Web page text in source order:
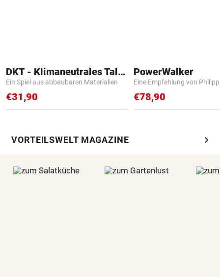
DKT - Klimaneutrales Talent
Ein Spiel aus abbaubaren Materialien
€31,90
PowerWalker
Eine Empfehlung von
€78,90
VORTEILSWELT MAGAZINE chevron_right